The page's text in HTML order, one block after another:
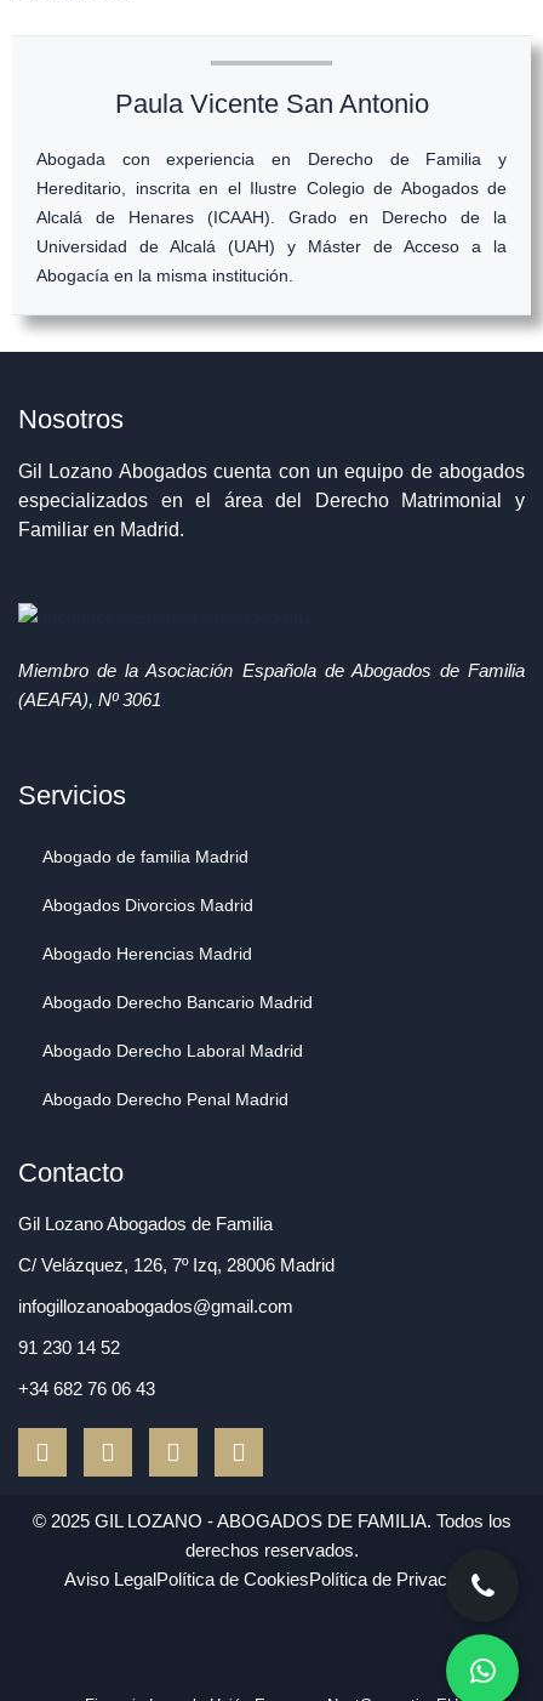
Paula Vicente San Antonio
Abogada con experiencia en Derecho de Familia y
Hereditario, inscrita en el Ilustre Colegio de Abogados de
Alcalá de Henares (ICAAH). Grado en Derecho de la
Universidad de Alcalá (UAH) y Máster de Acceso a la
Abogacía en la misma institución.
Nosotros
Gil Lozano Abogados cuenta con un equipo de abogados
especializados en el área del Derecho Matrimonial y
Familiar en Madrid.
Miembro de la Asociación Española de Abogados de Familia
(AEAFA), Nº 3061
Servicios
Abogado de familia Madrid
Abogados Divorcios Madrid
Abogado Herencias Madrid
Abogado Derecho Bancario Madrid
Abogado Derecho Laboral Madrid
Abogado Derecho Penal Madrid
Contacto
Gil Lozano Abogados de Familia
C/ Velázquez, 126, 7º Izq, 28006 Madrid
infogillozanoabogados@gmail.com
91 230 14 52
+34 682 76 06 43
F
a
e
b
T
w
t
t
r
L
i
k
e
i
I
n
t
a
g
r
© 2025 GIL LOZANO - ABOGADOS DE FAMILIA. Todos los
derechos reservados.
Aviso Legal Política de CookiesPolítica de Privacidad